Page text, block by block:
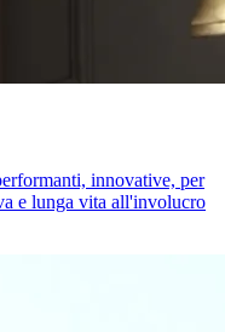
innovative, per
e lunga vita all'involucro